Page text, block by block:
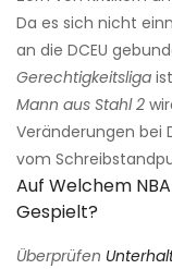
Da es sich nicht
an die DCEU
Gerechtigkeitsliga
Mann aus Stahl 2
Veränderungen bei
vom
Auf Welchem
Gespielt?
Überprüfen